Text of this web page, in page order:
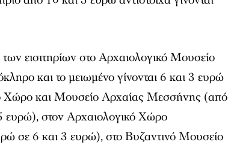
εισιτηρίων στο Αρχαιολογικό Μουσείο
και το μειωμένο γίνονται 6 και 3 ευρώ
Χώρο και Μουσείο Αρχαίας Μεσσήνης (από
ευρώ), στον Αρχαιολογικό Χώρο
σε 6 και 3 ευρώ), στο Βυζαντινό Μουσείο